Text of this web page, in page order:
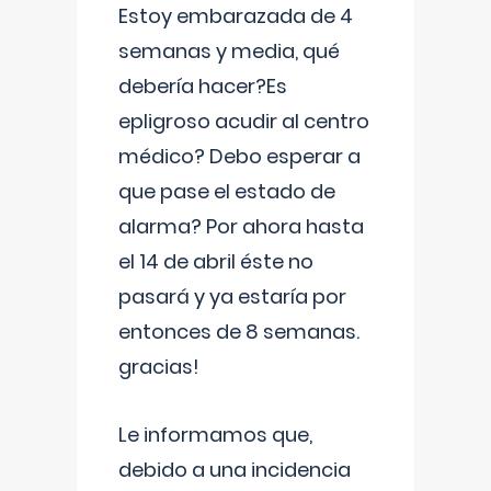
Estoy embarazada de 4
semanas y media, qué
debería hacer?Es
epligroso acudir al centro
médico? Debo esperar a
que pase el estado de
alarma? Por ahora hasta
el 14 de abril éste no
pasará y ya estaría por
entonces de 8 semanas.
gracias!
Le informamos que,
debido a una incidencia